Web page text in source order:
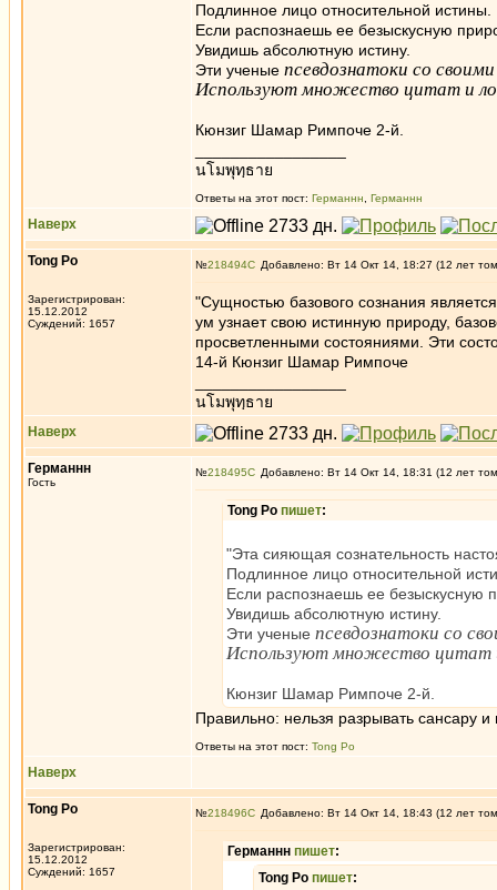
Подлинное лицо относительной истины.
Если распознаешь ее безыскусную
Увидишь абсолютную истину.
Эти ученые псевдознатоки со
Используют множество цитат и
Кюнзиг Шамар Римпоче 2-й.
นโมพุทฺธาย
Ответы на этот пост: Германнн Германнн
Наверх
Tong Po
Зарегистрирован:
15.12.2012
Суждений: 1657
№218494 Добавлено: Вт 14 Окт 14, 18:27 (12 лет
"Сущностью базового сознания
ум узнает свою истинную природу,
просветленными состояниями. Эти
14-й Кюнзиг Шамар Римпоче
นโมพุทฺธาย
Наверх
Германнн
Гость
№218495 Добавлено: Вт 14 Окт 14, 18:31 (12 лет
Tong Po пишет:
"Эта сияющая сознательность
Подлинное лицо относительной
Если распознаешь ее безыскусную
Увидишь абсолютную истину.
Эти ученые псевдознатоки со
Используют множество цитат
Кюнзиг Шамар Римпоче 2-й.
Правильно: нельзя разрывать сансару
Ответы на этот пост: Tong Po
Наверх
Tong Po
Зарегистрирован:
15.12.2012
Суждений: 1657
№218496 Добавлено: Вт 14 Окт 14, 18:43 (12 лет
Германнн пишет:
Tong Po пишет: